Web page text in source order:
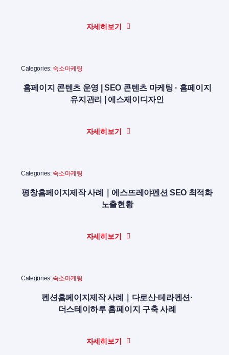
자세히보기
Categories: 숙소마케팅
홈페이지 콘텐츠 운영 | SEO 콘텐츠 마케팅 · 홈페이지
유지관리 | 에스제이디자인
자세히보기
Categories: 숙소마케팅
평창홈페이지제작 사례｜에스뜨레야펜션 SEO 최적화
노출현황
자세히보기
Categories: 숙소마케팅
펜션홈페이지제작 사례｜다로산·테라펜션·
더스테이하루 홈페이지 구축 사례
자세히보기